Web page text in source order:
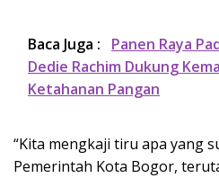
Baca Juga :
Panen Raya
Dedie Rachim Dukung
Ketahanan Pangan
“Kita mengkaji tiru apa yang
Pemerintah Kota Bogor,